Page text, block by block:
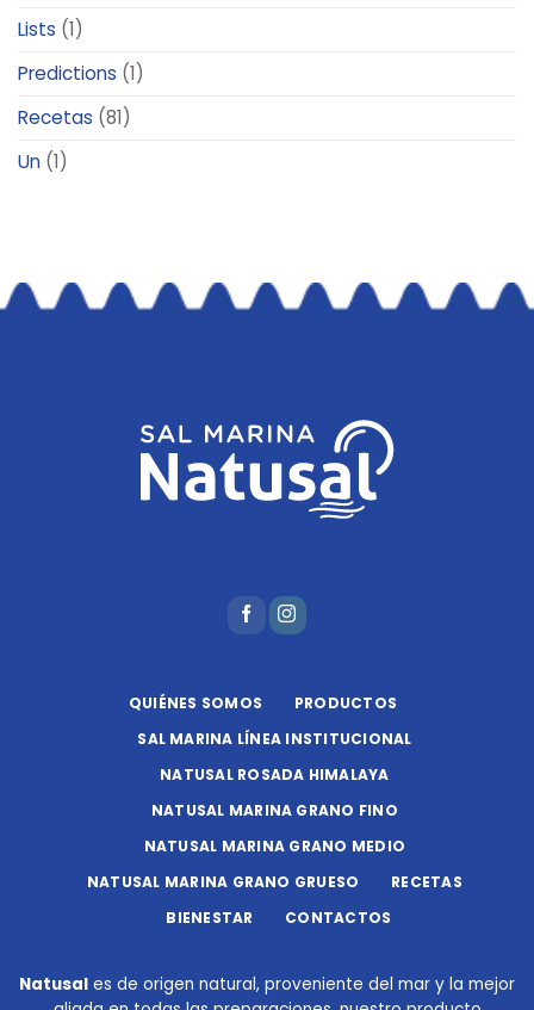
Lists (1)
Predictions (1)
Recetas (81)
Un (1)
QUIÉNES SOMOS
PRODUCTOS
SAL MARINA LÍNEA INSTITUCIONAL
NATUSAL ROSADA HIMALAYA
NATUSAL MARINA GRANO FINO
NATUSAL MARINA GRANO MEDIO
NATUSAL MARINA GRANO GRUESO
RECETAS
BIENESTAR
CONTACTOS
Natusal es de origen natural, proveniente del mar y la mejor